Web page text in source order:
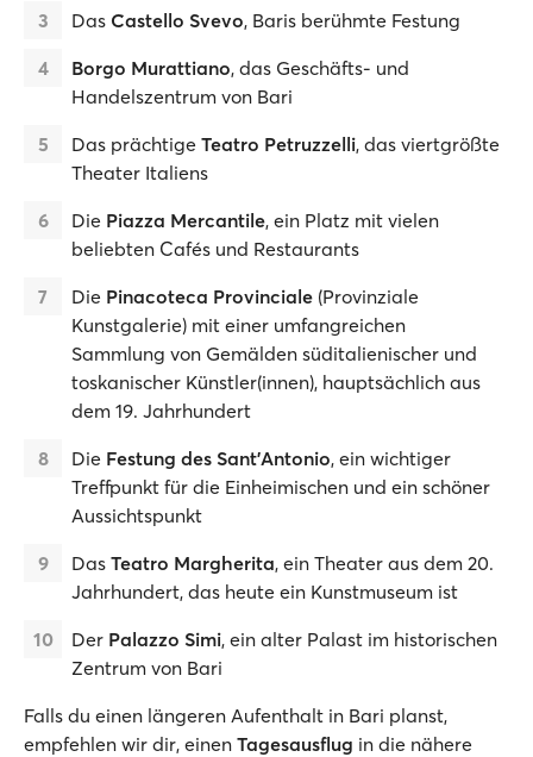
Das Castello Svevo, Baris berühmte Festung
Borgo Murattiano, das Geschäfts- und
Handelszentrum von Bari
Das prächtige Teatro Petruzzelli, das viertgrößte
Theater Italiens
Die Piazza Mercantile, ein Platz mit vielen
beliebten Cafés und Restaurants
Die Pinacoteca Provinciale (Provinziale
Kunstgalerie) mit einer umfangreichen
Sammlung von Gemälden süditalienischer und
toskanischer Künstler(innen), hauptsächlich aus
dem 19. Jahrhundert
Die Festung des Sant'Antonio, ein wichtiger
Treffpunkt für die Einheimischen und ein schöner
Aussichtspunkt
Das Teatro Margherita, ein Theater aus dem 20.
Jahrhundert, das heute ein Kunstmuseum ist
Der Palazzo Simi, ein alter Palast im historischen
Zentrum von Bari
Falls du einen längeren Aufenthalt in Bari planst,
empfehlen wir dir, einen Tagesausflug in die nähere